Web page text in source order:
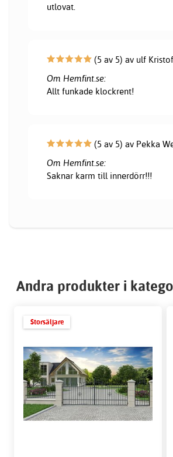
utlovat.
(5 av 5) av ulf
Om Hemfint.se:
Allt funkade klockrent!
(5 av 5) av Pekka
Om Hemfint.se:
Saknar karm till innerdörr!!!
Andra produkter i
Storsäljare